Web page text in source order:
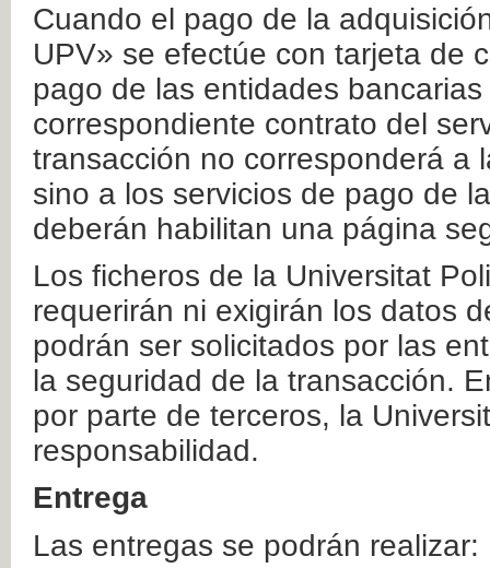
Cuando el pago de la
UPV» se efectúe con tarjeta de
pago de las entidades
correspondiente contrato del
transacción no corresponderá a
sino a los servicios de pago de
deberán habilitan una página
Los ficheros de la Universitat
requerirán ni exigirán los datos
podrán ser solicitados por las
la seguridad de la transacción.
por parte de terceros, la
responsabilidad.
Entrega
Las entregas se podrán realizar: